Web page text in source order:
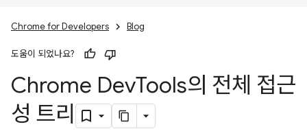
Chrome for Developers Blog
도움이 되었나요?
Chrome DevTools의 전체 접근
성 트리